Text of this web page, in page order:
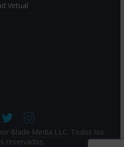
Virtual
Blade Media LLC. Todos los
reservados.